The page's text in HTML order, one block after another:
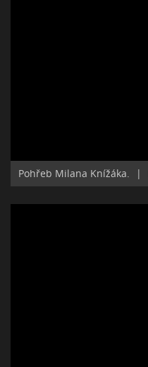
Pohřeb Milana Knížáka. |